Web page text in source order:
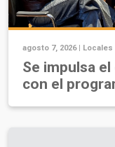
agosto 7, 2026 | Locales
Se impulsa
con el